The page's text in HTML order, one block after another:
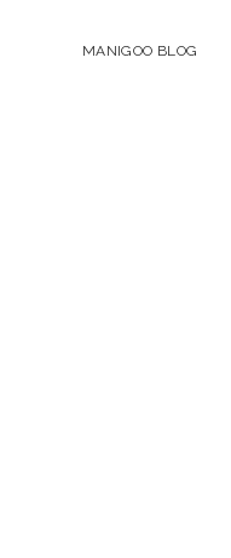
MANIGOO BLOG